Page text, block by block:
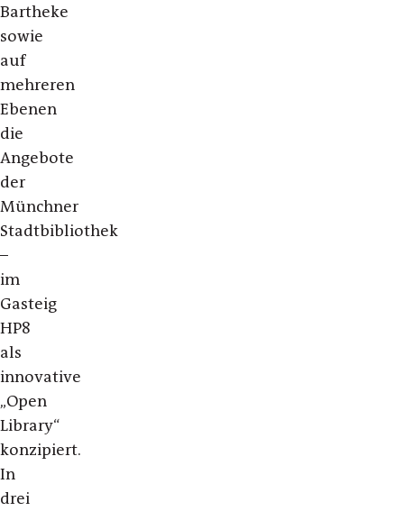
Bartheke
sowie
auf
mehreren
Ebenen
die
Angebote
der
Münchner
Stadtbibliothek
–
im
Gasteig
HP8
als
innovative
„Open
Library“
konzipiert.
In
drei